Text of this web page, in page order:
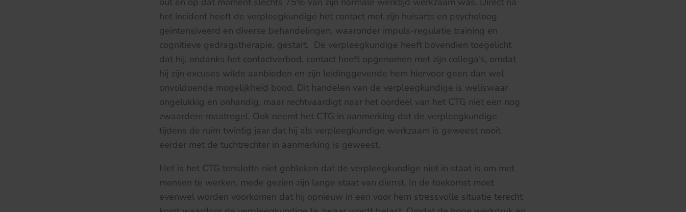
het incident heeft de verpleegkundige het contact met zijn huisarts en psycholoog
geïntensiveerd en diverse behandelingen, waaronder impuls-regulatie training en
cognitieve gedragstherapie, gestart. De verpleegkundige heeft bovendien toegelicht
dat hij, ondanks het contactverbod, contact heeft opgenomen met zijn collega’s, omdat
hij zijn excuses wilde aanbieden en zijn leidinggevende hem hiervoor geen dan wel
onvoldoende mogelijkheid bood. Dit handelen van de verpleegkundige is weliswaar
ongelukkig en onhandig, maar rechtvaardigt naar het oordeel van het CTG niet een nog
zwaardere maatregel. Ook neemt het CTG in aanmerking dat de verpleegkundige
tijdens de ruim twintig jaar dat hij als verpleegkundige werkzaam is geweest nooit
eerder met de tuchtrechter in aanmerking is geweest.
Het is het CTG tenslotte niet gebleken dat de verpleegkundige niet in staat is om met
mensen te werken, mede gezien zijn lange staat van dienst. In de toekomst moet
evenwel worden voorkomen dat hij opnieuw in een voor hem stressvolle situatie terecht